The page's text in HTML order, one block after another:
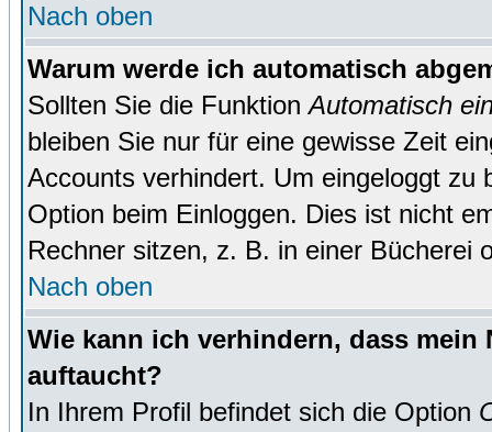
Nach oben
Warum werde ich automatisch
Sollten Sie die FunktionAutomatisch
bleiben Sie nur für eine gewisse Zeit
Accounts verhindert. Um eingeloggt zu
Option beim Einloggen. Dies ist nicht
Rechner sitzen, z. B. in einer Bücherei
Nach oben
Wie kann ich verhindern, dass
auftaucht?
In Ihrem Profil befindet sich die Option